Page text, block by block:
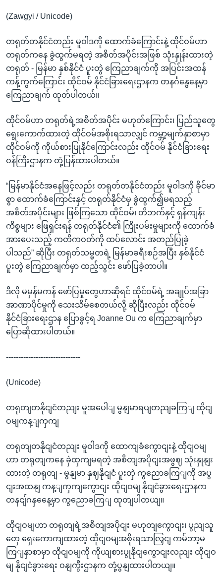
ရန်
သို့
ကျော်
ရန်
(Zawgyi / Unicode)
တရုတ်တနိုင်ငံတည်း မူဝါဒကို ထောက်ခံကြောင်းနဲ့ ထိုင်ဝမ်ဟာ
တရုတ်ကနေ ခွဲထွက်မရတဲ့ အစိတ်အပိုင်းအဖြစ် သုံးနှုန်းထားတဲ့
တရုတ် - မြန်မာ နှစ်နိုင်ငံ ပူးတွဲ ကြေညာချက်ကို အပြင်းအထန်
ကန့်ကွက်ကြောင်း ထိုင်ဝမ် နိုင်ငံခြားရေးဌာနက တနင်္ဂနွေနေ့မှာ
ကြေညာချက် ထုတ်ပါတယ်။
ထိုင်ဝမ်ဟာ တရုတ်ရဲ့အစိတ်အပိုင်း မဟုတ်ကြောင်း၊ ပြည်သူတွေ
ရွေးကောက်ထားတဲ့ ထိုင်ဝမ်အစိုးရသာလျှင် ကမ္ဘာ့မျက်နှာစာမှာ
ထိုင်ဝမ်ကို ကိုယ်စားပြုနိုင်ကြောင်းလည်း ထိုင်ဝမ် နိုင်ငံခြားရေး
ဝန်ကြီးဌာနက တုံ့ပြန်ထားပါတယ်။
“မြန်မာနိုင်ငံအနေဖြင့်လည်း တရုတ်တနိုင်ငံတည်း မူဝါဒကို ခိုင်မာ
စွာ ထောက်ခံကြောင်းနှင့် တရုတ်နိုင်ငံမှ ခွဲထွက်၍မရသည့်
အစိတ်အပိုင်းများ ဖြစ်ကြသော ထိုင်ဝမ်၊ တိဘက်နှင့် ရှန်ကျန်း
ကိစ္စများ ဖြေရှင်းရန် တရုတ်နိုင်ငံ၏ ကြိုးပမ်းမှုများကို ထောက်ခံ
အားပေးသည့် ကတိကဝတ်ကို ထပ်လောင်း အတည်ပြုခဲ့
ပါသည်” ဆိုပြီး တရုတ်သမ္မတရဲ့ မြန်မာခရီးစဉ်အပြီး နှစ်နိုင်ငံ
ပူးတွဲ ကြေညာချက်မှာ ထည့်သွင်း ဖော်ပြခဲ့တာပါ။
ဒီလို မမှန်မကန် ဖော်ပြမှုတွေဟာဆိုရင် ထိုင်ဝမ်ရဲ့ အချုပ်အခြာ
အာဏာပိုင်မှုကို သေးသိမ်စေတယ်လို့ ဆိုပြီးလည်း ထိုင်ဝမ်
နိုင်ငံခြားရေးဌာန ပြောခွင့်ရ Joanne Ou က ကြေညာချက်မှာ
ပြောဆိုထားပါတယ်။
------------------------------
(Unicode)
တရုတျတနိုငျငံတညျး မူအပေါျ မွနျမာရပျတညျခကြျ ထိုငျ
ဝမျကန့ျကှကျ
တရုတျတနိုငျငံတညျး မူဝါဒကို ထောကျခံကွောငျးနဲ့ ထိုငျဝမျ
ဟာ တရုတျကနေ ခှဲထှကျမရတဲ့ အစိတျအပိုငျးအဖွဈ သုံးနှုနျး
ထားတဲ့ တရုတျ - မွနျမာ နှဈနိုငျငံ ပူးတှဲ ကွညောခကြျကို အပွ
ငျးအထနျ ကန့ျကှကျကွောငျး ထိုငျဝမျ နိုငျငံခွားရေးဌာနက
တနငျ်ဂနှနေေ့မှာ ကွညောခကြျ ထုတျပါတယျ။
ထိုငျဝမျဟာ တရုတျရဲ့အစိတျအပိုငျး မဟုတျကွောငျး၊ ပွညျသူ
တှေ ရှေးကောကျထားတဲ့ ထိုငျဝမျအစိုးရသာလြှငျ ကမ်ဘာ့မ
ကြျနှာစာမှာ ထိုငျဝမျကို ကိုယျစားပွုနိုငျကွောငျးလညျး ထိုငျဝ
မျ နိုငျငံခွားရေး ဝနျကွီးဌာနက တုံ့ပွနျထားပါတယျ။